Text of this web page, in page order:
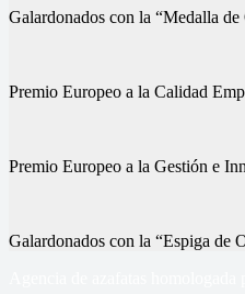
Galardonados con la “Medalla
Premio Europeo a la Calidad
Premio Europeo a la Gestión e
Galardonados con la “Espiga